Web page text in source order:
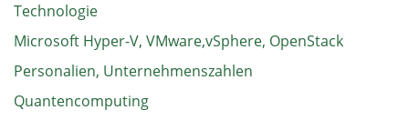
Technologie
Microsoft Hyper-V, VMware,vSphere, OpenStack
Personalien, Unternehmenszahlen
Quantencomputing